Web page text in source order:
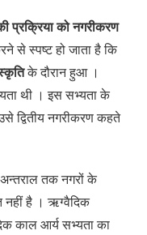
प्रक्रिया को नगरीकरण
से स्पष्ट हो जाता है कि
के दौरान हुआ ।
थी । इस सभ्यता के
द्वितीय नगरीकरण कहते
तक नगरों के
नहीं है । ऋग्वैदिक
काल आर्य सभ्यता का